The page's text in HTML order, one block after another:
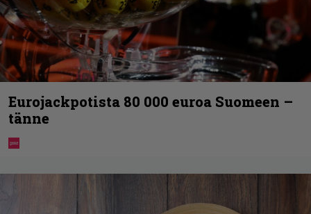
Eurojackpotista 80 000 euroa Suomeen –
tänne